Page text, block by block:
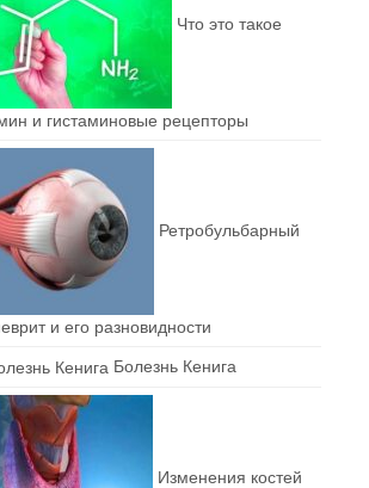
Что это такое
и гистаминовые рецепторы
Ретробульбарный
и его разновидности
Болезнь Кенига
Изменения костей